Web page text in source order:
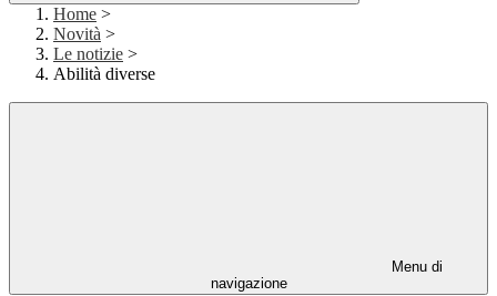
Home >
Novità >
Le notizie >
Abilità diverse
Menu di
navigazione